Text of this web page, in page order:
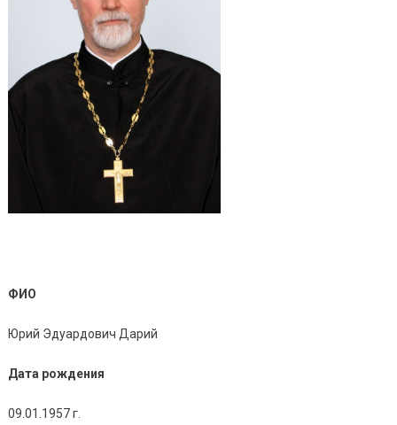
ФИО
Юрий Эдуардович Дарий
Дата рождения
09.01.1957 г.